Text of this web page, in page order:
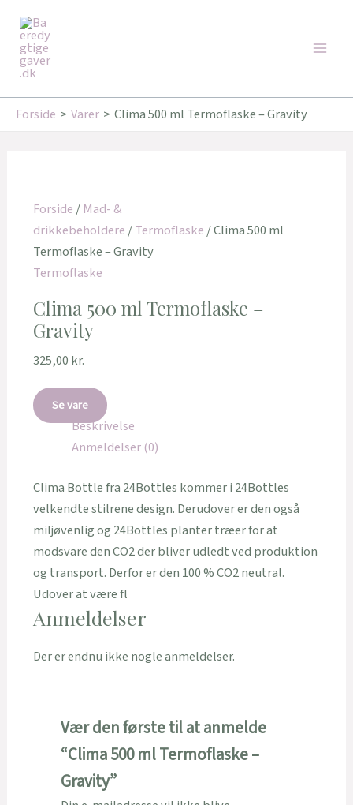
indholdet
Forside Varer Clima 500 ml Termoflaske – Gravity
Forside/Mad- &
drikkebeholdere/Termoflaske/ Clima 500 ml
Termoflaske – Gravity
Termoflaske
Clima 500 ml Termoflaske –
Gravity
325,00 kr.
Se vare
Beskrivelse
Anmeldelser (0)
Clima Bottle fra 24Bottles kommer i 24Bottles
velkendte stilrene design. Derudover er den også
miljøvenlig og 24Bottles planter træer for at
modsvare den CO2 der bliver udledt ved produktion
og transport. Derfor er den 100 % CO2 neutral.
Udover at være fl
Anmeldelser
Der er endnu ikke nogle anmeldelser.
Vær den første til at anmelde
“Clima 500 ml Termoflaske –
Gravity”
Tilbud!
Tilbud!
179,95 kr..162,00 kr..
Tilbud!
Tilbud!
179,00 kr..143,20 kr..